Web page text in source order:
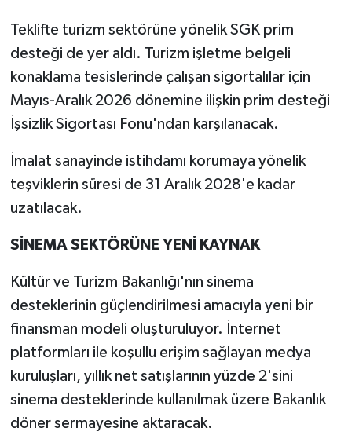
Teklifte turizm sektörüne yönelik SGK prim
desteği de yer aldı. Turizm işletme belgeli
konaklama tesislerinde çalışan sigortalılar için
Mayıs-Aralık 2026 dönemine ilişkin prim desteği
İşsizlik Sigortası Fonu'ndan karşılanacak.
İmalat sanayinde istihdamı korumaya yönelik
teşviklerin süresi de 31 Aralık 2028'e kadar
uzatılacak.
SİNEMA SEKTÖRÜNE YENİ KAYNAK
Kültür ve Turizm Bakanlığı'nın sinema
desteklerinin güçlendirilmesi amacıyla yeni bir
finansman modeli oluşturuluyor. İnternet
platformları ile koşullu erişim sağlayan medya
kuruluşları, yıllık net satışlarının yüzde 2'sini
sinema desteklerinde kullanılmak üzere Bakanlık
döner sermayesine aktaracak.